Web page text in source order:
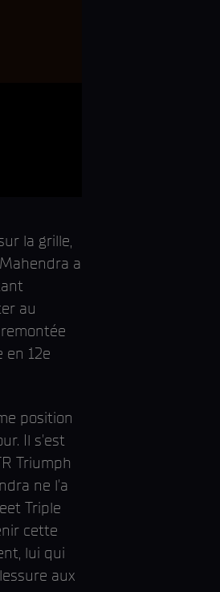
la grille,
a
au
12e
position
Il s'est
Triumph
ne l'a
Triple
cette
lui qui
aux